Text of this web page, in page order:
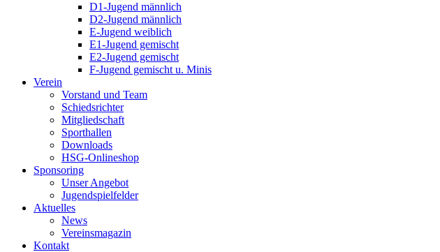
D1-Jugend männlich
D2-Jugend männlich
E-Jugend weiblich
E1-Jugend gemischt
E2-Jugend gemischt
F-Jugend gemischt u. Minis
Verein
Vorstand und Team
Schiedsrichter
Mitgliedschaft
Sporthallen
Downloads
HSG-Onlineshop
Sponsoring
Unser Angebot
Jugendspielfelder
Aktuelles
News
Vereinsmagazin
Kontakt